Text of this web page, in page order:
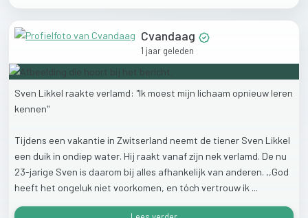
Cvandaag
1 jaar geleden
Sven Likkel raakte verlamd: "Ik moest mijn lichaam opnieuw leren
kennen"
Tijdens een vakantie in Zwitserland neemt de tiener Sven Likkel
een duik in ondiep water. Hij raakt vanafzijn nek verlamd. De nu
23-jarige Sven is daarom bij alles afhankelijk van anderen. ,,God
heeft het ongeluk niet voorkomen, en tóch vertrouw ik ...